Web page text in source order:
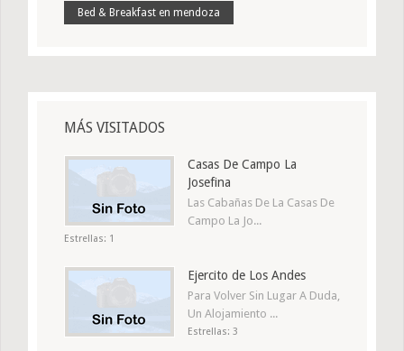
Bed & Breakfast en mendoza
MÁS VISITADOS
Casas De Campo La
Josefina
Las Cabañas De La Casas De
Campo La Jo...
Estrellas: 1
Ejercito de Los Andes
Para Volver Sin Lugar A Duda,
Un Alojamiento ...
Estrellas: 3